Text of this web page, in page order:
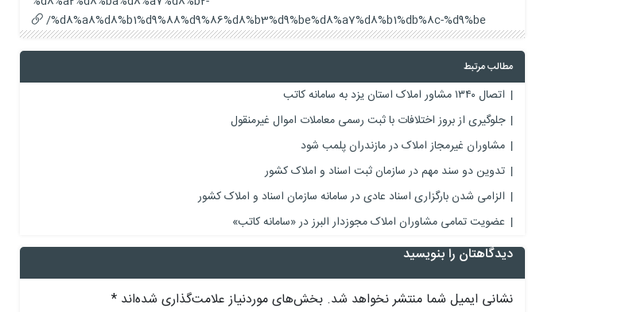
%d8%a8%d8%b1%d9%88%d9%86%d8%b3%d9%be%d8%a7%d8%b1%db%8c-%d9%be/
مطالب مرتبط
اتصال ۱۳۴۰ مشاور املاک استان یزد به سامانه کاتب
جلوگیری از بروز اختلافات با ثبت رسمی معاملات اموال غیرمنقول
مشاوران غیرمجاز املاک در مازندران پلمب شود
تدوین دو سند مهم در سازمان ثبت اسناد و املاک کشور
الزامی شدن بارگزاری اسناد عادی در سامانه سازمان اسناد و املاک کشور
عضویت تمامی مشاوران املاک مجوزدار البرز در «سامانه کاتب»
دیدگاهتان را بنویسید
نشانی ایمیل شما منتشر نخواهد شد. بخش‌های موردنیاز علامت‌گذاری شده‌اند *